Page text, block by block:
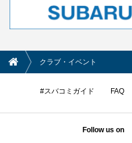
クラブ・イベント
#スバコミガイド FAQ
Follow us on